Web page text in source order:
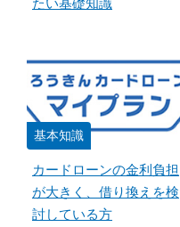
たい基礎知識
基本知識
カードローンの金利負担
が大きく、借り換えを検
討している方